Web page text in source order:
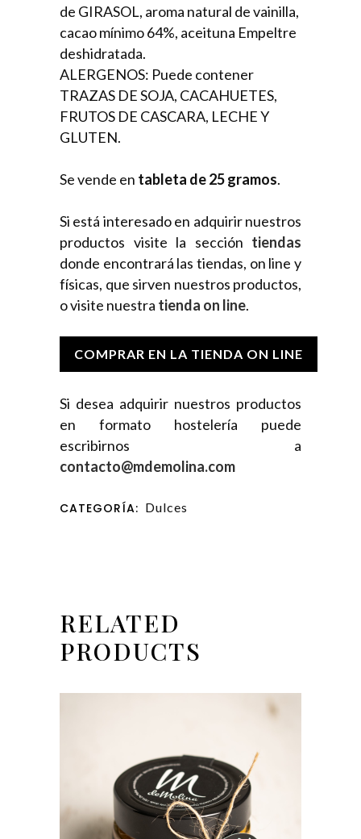
de GIRASOL, aroma natural de vainilla,
cacao mínimo 64%, aceituna Empeltre
deshidratada.
ALERGENOS: Puede contener
TRAZAS DE SOJA, CACAHUETES,
FRUTOS DE CASCARA, LECHE Y
GLUTEN.
Se vende en tableta de 25 gramos.
Si está interesado en adquirir nuestros
productos visite la sección tiendas
donde encontrará las tiendas, on line y
físicas, que sirven nuestros productos,
o visite nuestra tienda on line.
COMPRAR EN LA TIENDA ON LINE
Si desea adquirir nuestros productos
en formato hostelería puede
escribirnos a
contacto@mdemolina.com
CATEGORÍA: Dulces
RELATED
PRODUCTS